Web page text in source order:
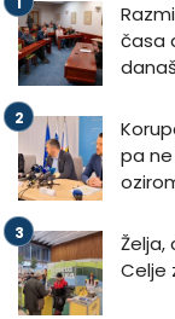
časa
pa
Želja,
Celje